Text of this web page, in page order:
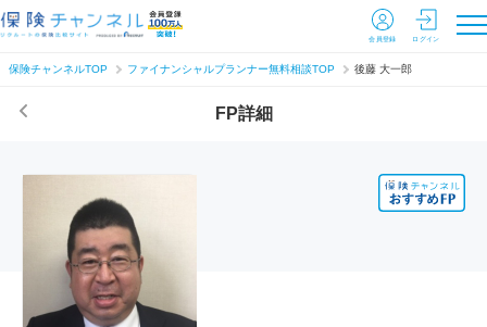
会員登録 ログイン
保険チャンネルTOP ファイナンシャルプランナー無料相談TOP 後藤 大一郎
FP詳細